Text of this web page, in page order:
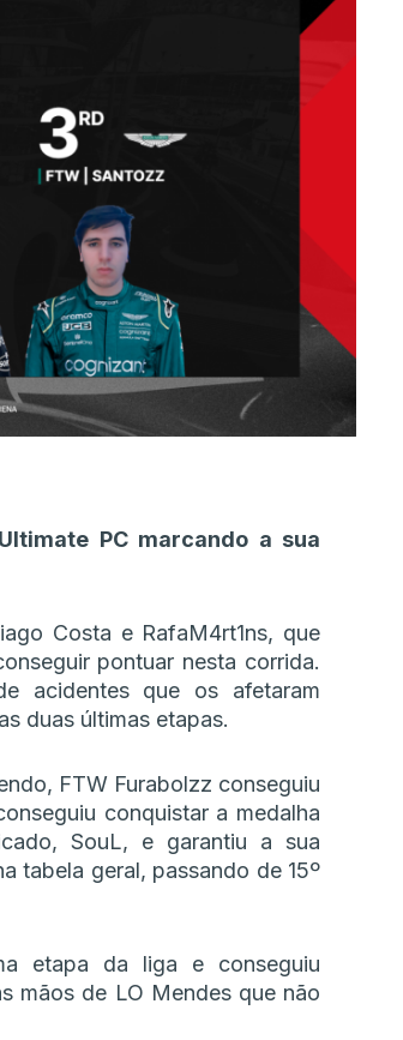
PC marcando a sua
Costa e RafaM4rt1ns, que
pontuar nesta corrida.
acidentes que os afetaram
duas últimas etapas.
FTW Furabolzz conseguiu
conquistar a medalha
SouL, e garantiu a sua
tabela geral, passando de 15º
etapa da liga e conseguiu
mãos de LO Mendes que não